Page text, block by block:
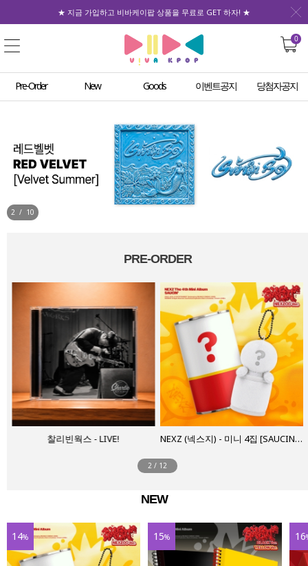
★ 지금 가입하고 비바케이팝 상품을 무료로 GET 하자! ★
0
Pre-Order New Goods 이벤트공지 당첨자공지
3 / 10
PRE-ORDER
리빈웍스 - LIVE! NEXZ (넥스지) - 미니 4집 [SAUCIN’] NEXZOO Ver.
3 / 12
NEW
14% 15% 16